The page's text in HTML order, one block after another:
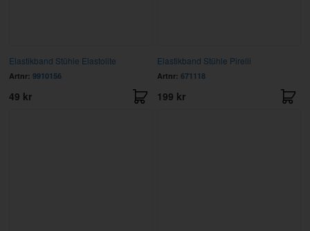
Elastikband Stühle Elastolite
Artnr: 9910156
49 kr
Elastikband Stühle Pirelli
Artnr: 671118
199 kr